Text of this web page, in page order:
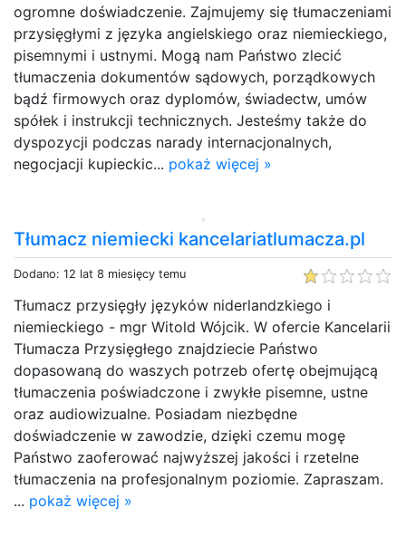
ogromne doświadczenie. Zajmujemy się tłumaczeniami
przysięgłymi z języka angielskiego oraz niemieckiego,
pisemnymi i ustnymi. Mogą nam Państwo zlecić
tłumaczenia dokumentów sądowych, porządkowych
bądź firmowych oraz dyplomów, świadectw, umów
spółek i instrukcji technicznych. Jesteśmy także do
dyspozycji podczas narady internacjonalnych,
negocjacji kupieckic... pokaż więcej »
Tłumacz niemiecki kancelariatlumacza.pl
Dodano: 12 lat 8 miesięcy temu
Tłumacz przysięgły języków niderlandzkiego i
niemieckiego - mgr Witold Wójcik. W ofercie Kancelarii
Tłumacza Przysięgłego znajdziecie Państwo
dopasowaną do waszych potrzeb ofertę obejmującą
tłumaczenia poświadczone i zwykłe pisemne, ustne
oraz audiowizualne. Posiadam niezbędne
doświadczenie w zawodzie, dzięki czemu mogę
Państwo zaoferować najwyższej jakości i rzetelne
tłumaczenia na profesjonalnym poziomie. Zapraszam.
... pokaż więcej »